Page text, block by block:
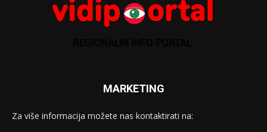
MARKETING
Za više informacija možete nas kontaktirati na: